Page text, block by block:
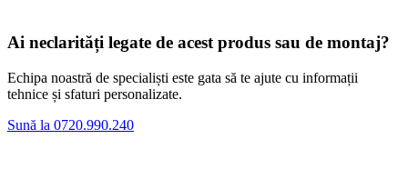
Ai neclarități legate de acest produs sau de montaj?
Echipa noastră de specialiști este gata să te ajute cu informații
tehnice și sfaturi personalizate.
Sună la 0720.990.240